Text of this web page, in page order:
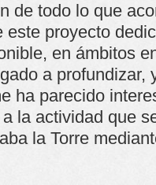
de todo lo que
este proyecto
en ámbitos
a profundizar,
ha parecido
la actividad que
la Torre